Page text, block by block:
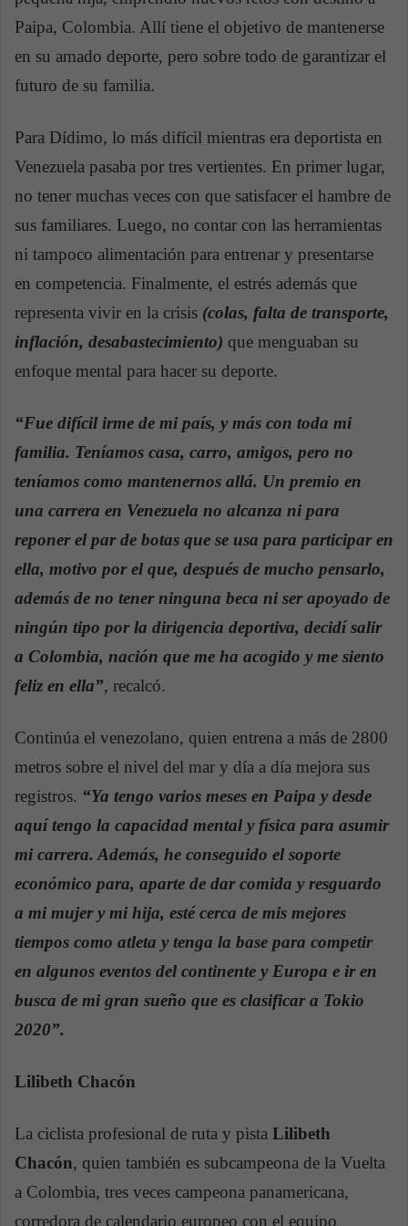
Paipa, Colombia. Allí tiene el objetivo de mantenerse
en su amado deporte, pero sobre todo de garantizar el
futuro de su familia.
Para Dídimo, lo más difícil mientras era deportista en
Venezuela pasaba por tres vertientes. En primer lugar,
no tener muchas veces con que satisfacer el hambre de
sus familiares. Luego, no contar con las herramientas
ni tampoco alimentación para entrenar y presentarse
en competencia. Finalmente, el estrés además que
representa vivir en la crisis (colas, falta de transporte,
inflación, desabastecimiento) que menguaban su
enfoque mental para hacer su deporte.
“Fue difícil irme de mi país, y más con toda mi
familia. Teníamos casa, carro, amigos, pero no
teníamos como mantenernos allá. Un premio en
una carrera en Venezuela no alcanza ni para
reponer el par de botas que se usa para participar en
ella, motivo por el que, después de mucho pensarlo,
además de no tener ninguna beca ni ser apoyado de
ningún tipo por la dirigencia deportiva, decidí salir
a Colombia, nación que me ha acogido y me siento
feliz en ella”, recalcó.
Continúa el venezolano, quien entrena a más de 2800
metros sobre el nivel del mar y día a día mejora sus
registros. “Ya tengo varios meses en Paipa y desde
aquí tengo la capacidad mental y física para asumir
mi carrera. Además, he conseguido el soporte
económico para, aparte de dar comida y resguardo
a mi mujer y mi hija, esté cerca de mis mejores
tiempos como atleta y tenga la base para competir
en algunos eventos del continente y Europa e ir en
busca de mi gran sueño que es clasificar a Tokio
2020”.
Lilibeth Chacón
La ciclista profesional de ruta y pista Lilibeth
Chacón, quien también es subcampeona de la Vuelta
a Colombia, tres veces campeona panamericana,
corredora de calendario europeo con el equipo